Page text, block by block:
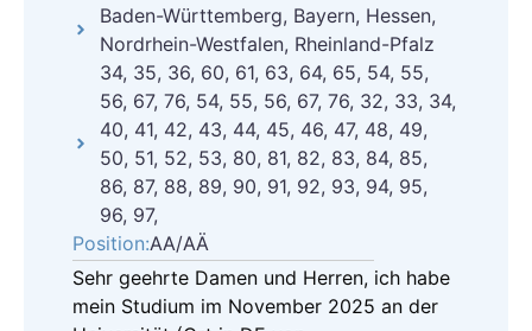
Baden-Württemberg, Bayern, Hessen,
Nordrhein-Westfalen, Rheinland-Pfalz
34, 35, 36, 60, 61, 63, 64, 65, 54, 55,
56, 67, 76, 54, 55, 56, 67, 76, 32, 33, 34,
40, 41, 42, 43, 44, 45, 46, 47, 48, 49,
50, 51, 52, 53, 80, 81, 82, 83, 84, 85,
86, 87, 88, 89, 90, 91, 92, 93, 94, 95,
96, 97,
Position:AA/AÄ
Sehr geehrte Damen und Herren, ich habe
mein Studium im November 2025 an der